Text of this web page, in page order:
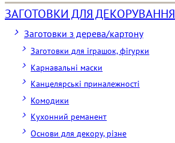
ЗАГОТОВКИ ДЛЯ ДЕКОРУВАННЯ
Заготовки з дерева/картону
Заготовки для іграшок, фігурки
Карнавальні маски
Канцелярські приналежності
Комодики
Кухонний реманент
Основи для декору, різне